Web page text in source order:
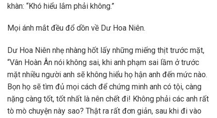
khàn: “Khó hiểu lắm phải không.”
Mọi ánh mắt đều đổ dồn về Dư Hoa Niên.
Dư Hoa Niên nhẹ nhàng hốt lấy những miếng thịt trước mặt,
“Vân Hoàn Ân nói không sai, khi anh phạm sai lầm ở trước
mặt nhiều người anh sẽ không hiểu họ hận anh đến mức nào.
Bọn họ sẽ tìm đủ mọi cách để chứng minh anh có tội, càng
nặng càng tốt, tốt nhất là nên chết đi! Không phải các anh rất
tò mò chuyện này sao? Thật ra rất đơn giản, sau khi đi vào